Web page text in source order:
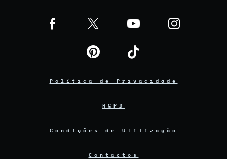
Política de Privacidade
RGPD
Condições de Utilização
Contactos